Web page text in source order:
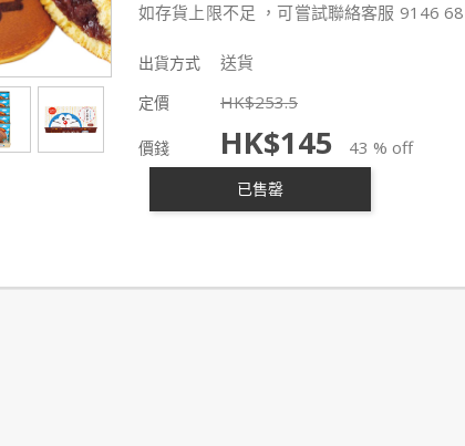
如存貨上限不足 ，可嘗試聯絡客服 9146
出貨方式 送貨
定價 HK$253.5
價錢 HK$145 43 % off
已售罄